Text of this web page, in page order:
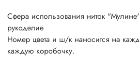
Сфера использования ниток
рукоделие
Номер цвета и ш/к наносится на
каждую коробочку.